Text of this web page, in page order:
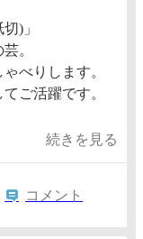
)」
。
べりします。​
ご活躍です。​
続きを見る
コメント